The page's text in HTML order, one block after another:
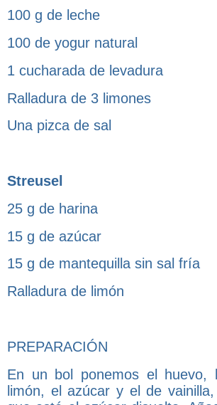
100 g de leche
100 de yogur natural
1 cucharada de levadura
Ralladura de 3 limones
Una pizca de sal
Streusel
25 g de harina
15 g de azúcar
15 g de mantequilla sin sal fría
Ralladura de limón
PREPARACIÓN
En un bol ponemos el huevo,
limón, el azúcar y el de